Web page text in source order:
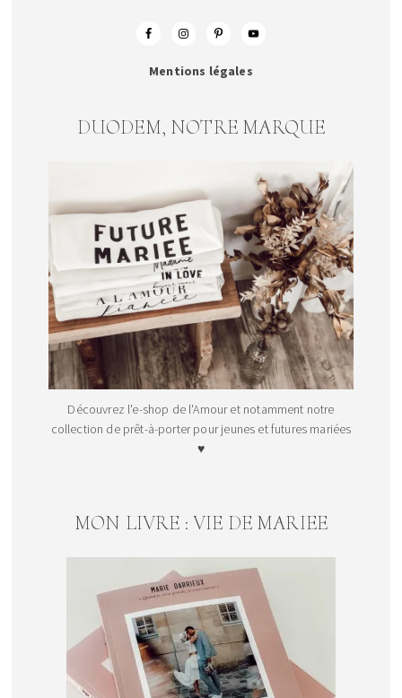
Mentions légales
DUODEM, NOTRE MARQUE
Découvrez l'e-shop de l'Amour et notamment notre
collection de prêt-à-porter pour jeunes et futures mariées
♥
MON LIVRE : VIE DE MARIEE